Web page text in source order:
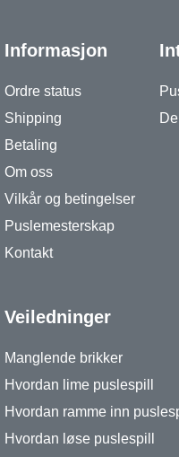
Informasjon
Ordre status
Shipping
Betaling
Om oss
Vilkår og betingelser
Puslemesterskap
Kontakt
Veiledninger
Manglende brikker
Hvordan lime puslespill
Hvordan ramme inn
Hvordan løse puslespill